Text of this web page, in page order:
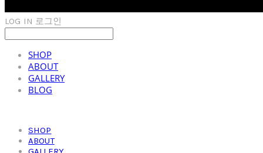
LOG IN 로그인
SHOP
ABOUT
GALLERY
BLOG
SHOP
ABOUT